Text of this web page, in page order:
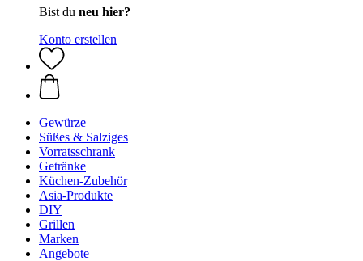
Bist du neu hier?
Konto erstellen
Gewürze
Süßes & Salziges
Vorratsschrank
Getränke
Küchen-Zubehör
Asia-Produkte
DIY
Grillen
Marken
Angebote